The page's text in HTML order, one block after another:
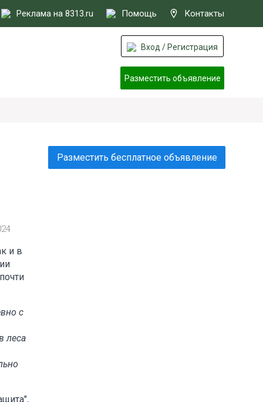
Реклама на 8313.ru Помощь Контакты
Вход / Регистрация
Разместить объявление
и в
с
леса
Разместить бесплатное объявление